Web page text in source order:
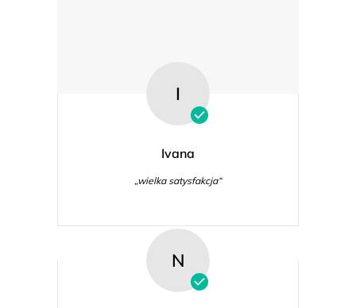
I
Ivana
„wielka satysfakcja“
N